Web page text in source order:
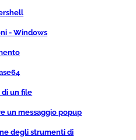
- Windows
un file
un messaggio popup
degli strumenti di